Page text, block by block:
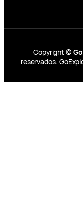
Copyright ©
reservados.